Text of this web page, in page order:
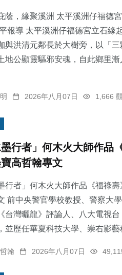
蔭，緣聚溪洲 太平溪洲仔福德
報導 太平溪洲仔福德宮立石緣
與洪清元鄰長於大樹旁，以「
地公顯靈驅邪安魂，自此鄉里
2026年八月07日 1,666
墨行者」何木火大師作品
高哲翰專文
行者」何木火大師作品《福祿
前中央警官學校教授、警察大
台灣曬龍》評論人、八大電視
並歷任華夏科技大學、崇右影藝
翰 2026年八月07日
575+
社會